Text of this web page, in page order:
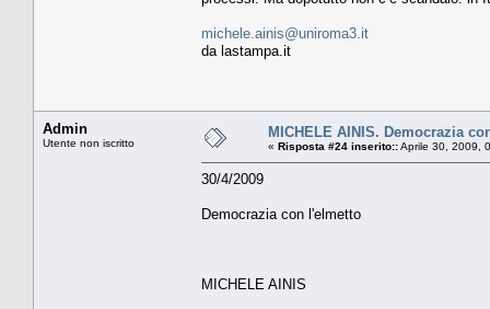
michele.ainis@uniroma3.it
da lastampa.it
Admin
Utente non iscritto
MICHELE AINIS. Democrazia
« Risposta #24 inserito::Aprile 30, 2009,
30/4/2009
Democrazia con l'elmetto
MICHELE AINIS